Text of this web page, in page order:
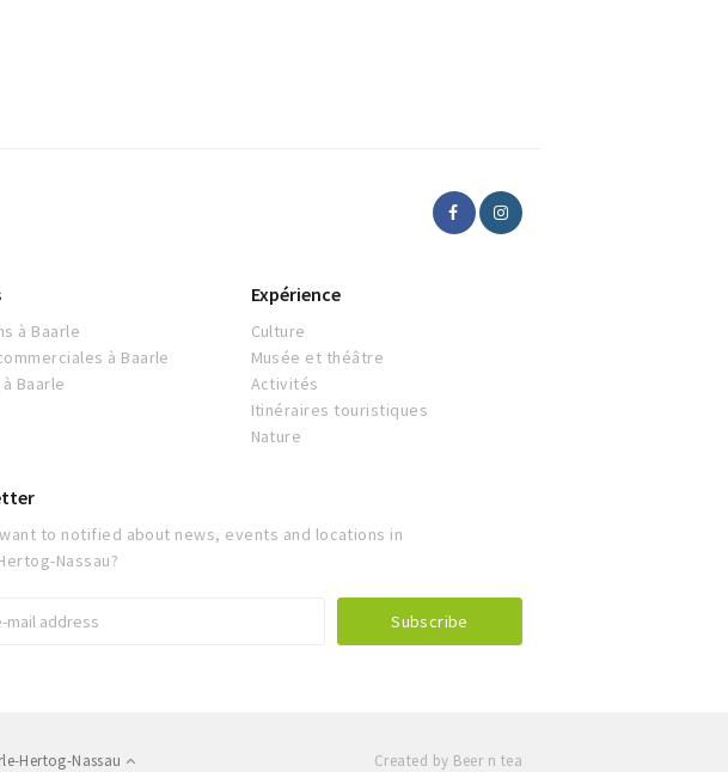
à Baarle
à Baarle
Baarle
Expérience
Culture
Musée et théâtre
Activités
Itinéraires touristiques
Nature
to notified about news, events and locations in
Nassau?
Hertog-Nassau Created by Beer n tea